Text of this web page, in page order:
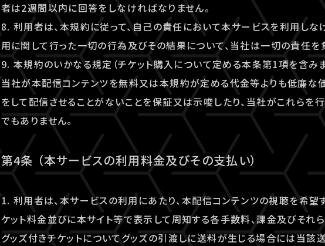
者は2週間以内に回答をしなければなりません。
8. 利用者は、本規約に従って、自己の責任において本サービスを利用しな
用に関して行った一切の行為及びその結果について、当社は一切の責任を
9. 本規約のいかなる規定（チケット購入について定める本条第1項を含みま
当社が本配信コンテンツを無料又は本規約が定める代金等よりも低廉な
をして配信させることがないことを保証又は示唆したり、当社がこれらを
でもありません。
第4条 （本サービスの利用料金及びその支払い）
1. 利用者は、本サービスの利用にあたり、本配信コンテンツの視聴を希
ケット料金並びに本サイト等で表示して周知する各手数料、課金及びそれ
グッズ付きチケットについてグッズの引渡しに送料が生じる場合には当該